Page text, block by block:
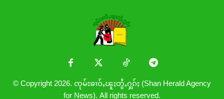
© Copyright 2026. ၸုမ်းၶၢဝ်ႇၽူႈတွႆႇႁွၵ်ႈ (Shan Herald Agency
for News). All rights reserved.